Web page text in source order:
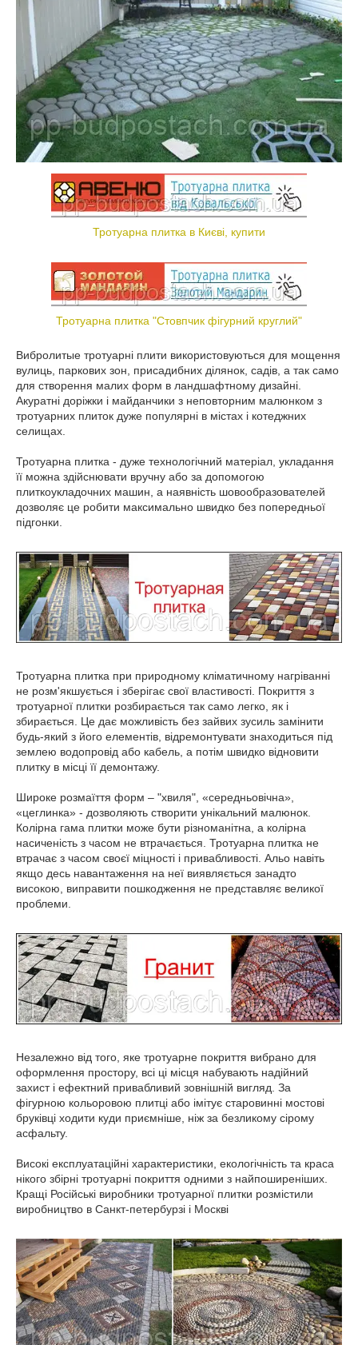
Тротуарна плитка в Києві, купити
Тротуарна плитка "Стовпчик фігурний круглий"
Вибролитые тротуарні плити використовуються для мощення
вулиць, паркових зон, присадибних ділянок, садів, а так само
для створення малих форм в ландшафтному дизайні.
Акуратні доріжки і майданчики з неповторним малюнком з
тротуарних плиток дуже популярні в містах і котеджних
селищах.
Тротуарна плитка - дуже технологічний матеріал, укладання
її можна здійснювати вручну або за допомогою
плиткоукладочних машин, а наявність шовообразователей
дозволяє це робити максимально швидко без попередньої
підгонки.
Тротуарна плитка при природному кліматичному нагріванні
не розм'якшується і зберігає свої властивості. Покриття з
тротуарної плитки розбирається так само легко, як і
збирається. Це дає можливість без зайвих зусиль замінити
будь-який з його елементів, відремонтувати знаходиться під
землею водопровід або кабель, а потім швидко відновити
плитку в місці її демонтажу.
Широке розмаїття форм – "хвиля", «середньовічна»,
«цеглинка» - дозволяють створити унікальний малюнок.
Колірна гама плитки може бути різноманітна, а колірна
насиченість з часом не втрачається. Тротуарна плитка не
втрачає з часом своєї міцності і привабливості. Альо навіть
якщо десь навантаження на неї виявляється занадто
високою, виправити пошкодження не представляє великої
проблеми.
Незалежно від того, яке тротуарне покриття вибрано для
оформлення простору, всі ці місця набувають надійний
захист і ефектний привабливий зовнішній вигляд. За
фігурною кольоровою плитці або імітує старовинні мостові
бруківці ходити куди приємніше, ніж за безликому сірому
асфальту.
Високі експлуатаційні характеристики, екологічність та краса
нікого збірні тротуарні покриття одними з найпоширеніших.
Кращі Російські виробники тротуарної плитки розмістили
виробництво в Санкт-петербурзі і Москві